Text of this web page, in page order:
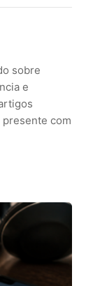
sobre
e
com